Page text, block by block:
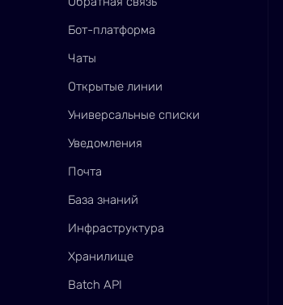
Бот-платформа
Чаты
Открытые линии
Универсальные списки
Уведомления
Почта
База знаний
Инфраструктура
Хранилище
Batch API